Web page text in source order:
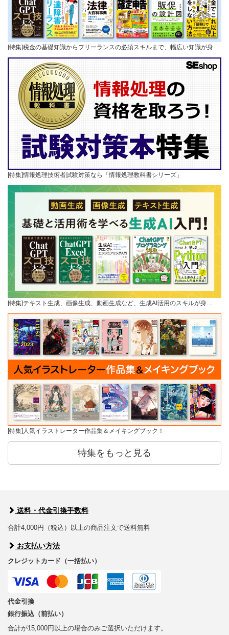
[特集]税金の基礎知識からフリーランスの必須スキルまで、幅広い知識が身…
[特集]情報処理技術者試験対策なら「情報処理教科書シリーズ」
[特集]テキスト生成、画像生成、動画生成など、生成AI活用のスキルが身…
[特集]人気イラストレーター作品集＆メイキングブック！
特集をもっと見る
送料・代金引換手数料
合計4,000円（税込）以上の商品注文で送料無料
お支払い方法
クレジットカード（一括払い）
代金引換
銀行振込（前払い）
合計が15,000円以上の場合のみご選択いただけます。